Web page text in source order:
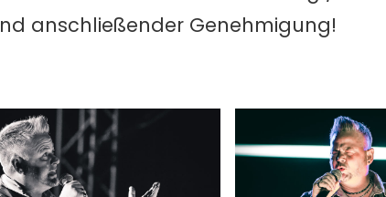
anschließender Genehmigung!